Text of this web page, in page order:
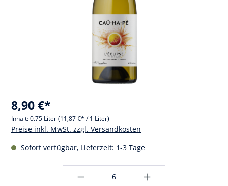
8,90 €*
Inhalt:0.75 Liter(11,87 €* / 1 Liter)
Preise inkl. MwSt. zzgl. Versandkosten
Sofort verfügbar, Lieferzeit: 1-3 Tage